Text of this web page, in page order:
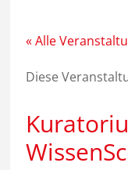
springen
« Alle
Diese